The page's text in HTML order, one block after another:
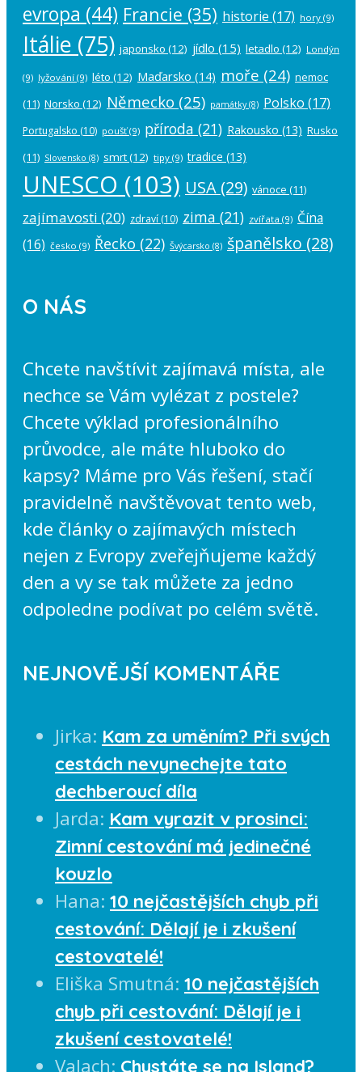
evropa (44) Francie (35) historie (17) hory (9)
Itálie (75) japonsko (12) jídlo (15) letadlo (12) Londýn
(9) lyžování (9) léto (12) Maďarsko (14) moře (24) nemoc
(11) Norsko (12) Německo (25) památky(8) Polsko (17)
Portugalsko (10) poušť(9) příroda (21) Rakousko (13) Rusko
(11) Slovensko (8) smrt(12) tipy (9) tradice (13)
UNESCO (103) USA (29) vánoce (11)
zajímavosti (20) zdraví (10) zima (21) zvířata (9) Čína
(16) česko (9) Řecko (22) Švýcarsko (8) španělsko (28)
O NÁS
Chcete navštívit zajímavá místa, ale
nechce se Vám vylézat z postele?
Chcete výklad profesionálního
průvodce, ale máte hluboko do
kapsy? Máme pro Vás řešení, stačí
pravidelně navštěvovat tento web,
kde články o zajímavých místech
nejen z Evropy zveřejňujeme každý
den a vy se tak můžete za jedno
odpoledne podívat po celém světě.
NEJNOVĚJŠÍ KOMENTÁŘE
Jirka: Kam za uměním? Při svých
cestách nevynechejte tato
dechberoucí díla
Jarda: Kam vyrazit v prosinci:
Zimní cestování má jedinečné
kouzlo
Hana: 10 nejčastějších chyb při
cestování: Dělají je i zkušení
cestovatelé!
Eliška Smutná: 10 nejčastějších
chyb při cestování: Dělají je i
zkušení cestovatelé!
Valach: Chystáte se na Island?